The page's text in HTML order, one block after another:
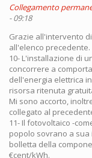
Collegamento
- 09:18
Grazie all'intervento
all'elenco precedente.
10- L'installazione di
concorrere a
dell'energia elettrica
risorsa ritenuta
Mi sono accorto,
collegato al
11- Il fotovoltaico -
popolo sovrano a
bolletta della
€cent/kWh.